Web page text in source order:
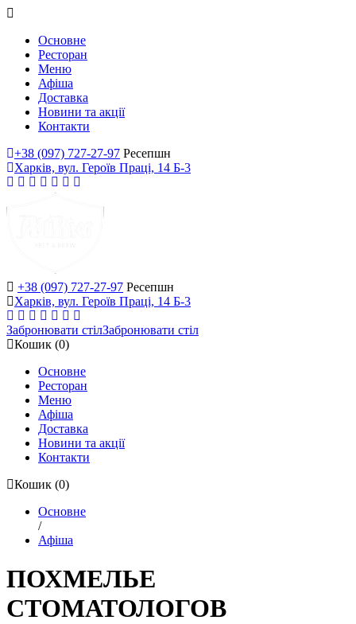
Основне
Ресторан
Меню
Афіша
Доставка
Новини та акції
Контакти
+38 (097) 727-27-97 Ресепшн
Харків, вул. Героїв Праці, 14 Б-3
+38 (097) 727-27-97 Ресепшн
Харків, вул. Героїв Праці, 14 Б-3
Забронювати стілЗабронювати стіл
Кошик (0)
Основне
Ресторан
Меню
Афіша
Доставка
Новини та акції
Контакти
Кошик (0)
Основне
/
Афіша
ПОХМЕЛЬЕ
СТОМАТОЛОГОВ